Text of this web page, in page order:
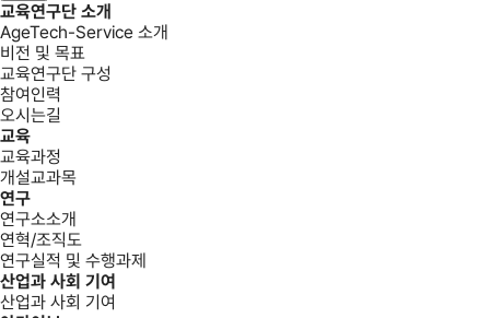
교육연구단 소개
AgeTech-Service 소개
비전 및 목표
교육연구단 구성
참여인력
오시는길
교육
교육과정
개설교과목
연구
연구소소개
연혁/조직도
연구실적 및 수행과제
산업과 사회 기여
산업과 사회 기여